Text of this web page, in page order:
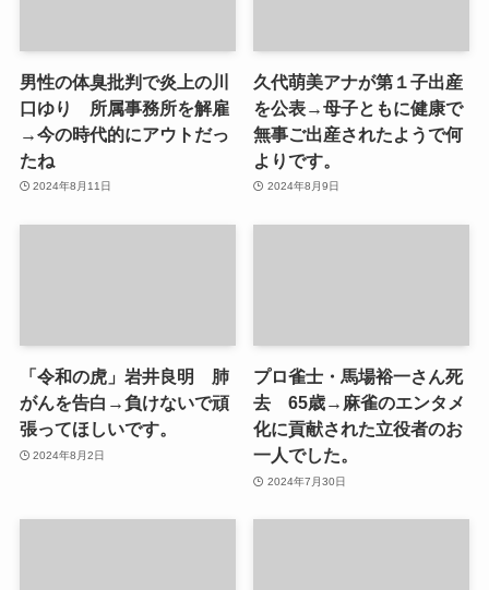
男性の体臭批判で炎上の川
口ゆり 所属事務所を解雇
→今の時代的にアウトだっ
たね
2024年8月11日
久代萌美アナが第１子出産
を公表→母子ともに健康で
無事ご出産されたようで何
よりです。
2024年8月9日
「令和の虎」岩井良明 肺
がんを告白→負けないで頑
張ってほしいです。
2024年8月2日
プロ雀士・馬場裕一さん死
去 65歳→麻雀のエンタメ
化に貢献された立役者のお
一人でした。
2024年7月30日